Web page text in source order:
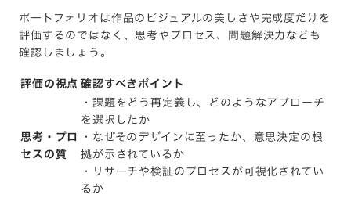
ポートフォリオは作品のビジュアルの美しさや完成度だけを
評価するのではなく、思考やプロセス、問題解決力なども
確認しましょう。
評価の視点 確認すべきポイント
思考・プロ
セスの質
・課題をどう再定義し、どのようなアプローチ
を選択したか
・なぜそのデザインに至ったか、意思決定の根
拠が示されているか
・リサーチや検証のプロセスが可視化されてい
るか